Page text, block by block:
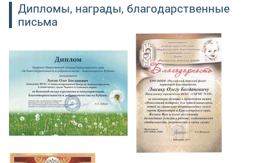
Дипломы, награды, благодарственные
письма